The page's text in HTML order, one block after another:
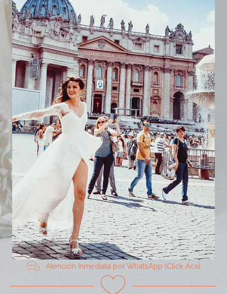
Atención Inmediata por WhatsApp (Click Aca)